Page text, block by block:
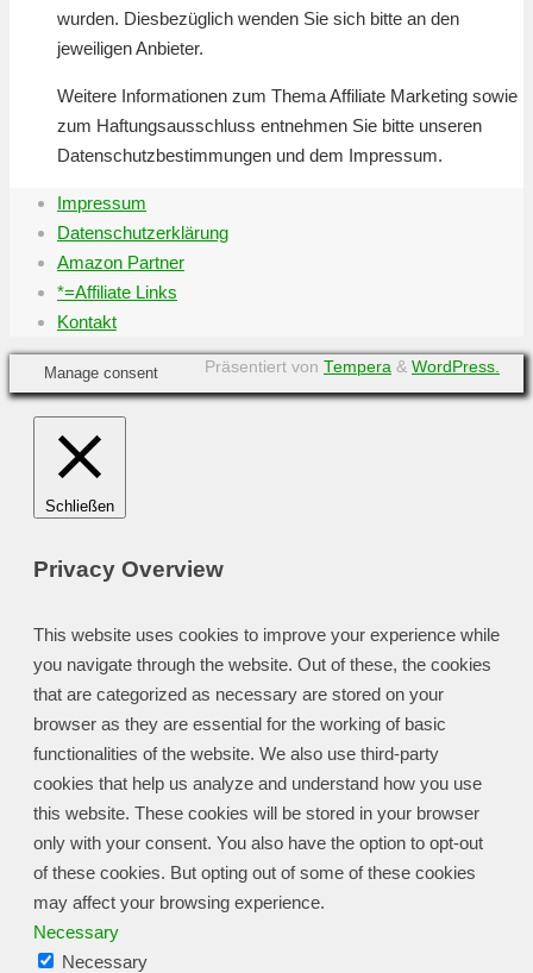
wurden. Diesbezüglich wenden Sie sich bitte an den
jeweiligen Anbieter.
Weitere Informationen zum Thema Affiliate Marketing sowie
zum Haftungsausschluss entnehmen Sie bitte unseren
Datenschutzbestimmungen und dem Impressum.
Impressum
Datenschutzerklärung
Amazon Partner
*=Affiliate Links
Kontakt
Präsentiert von Tempera & WordPress.
Manage consent
Schließen
Privacy Overview
This website uses cookies to improve your experience while
you navigate through the website. Out of these, the cookies
that are categorized as necessary are stored on your
browser as they are essential for the working of basic
functionalities of the website. We also use third-party
cookies that help us analyze and understand how you use
this website. These cookies will be stored in your browser
only with your consent. You also have the option to opt-out
of these cookies. But opting out of some of these cookies
may affect your browsing experience.
Necessary
Necessary